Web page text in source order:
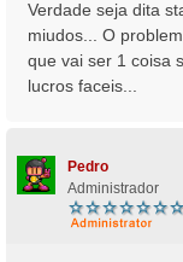
a
g
e
Verdade seja dita
miudos... O
que vai ser 1 coisa
lucros faceis...
Pedro
Administrador